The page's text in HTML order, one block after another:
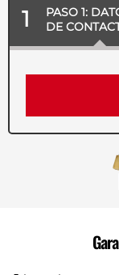
1
PASO 1:
DE